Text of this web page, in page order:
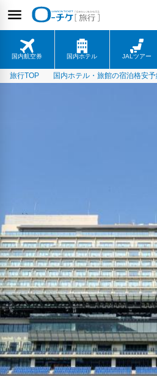
国内航空券 国内ホテル JALツアー
旅行TOP 国内ホテル・旅館の宿泊格安